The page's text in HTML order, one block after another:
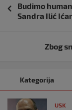
objava
Budimo
Sandra Ilić
Zbog
Kategorija
USK